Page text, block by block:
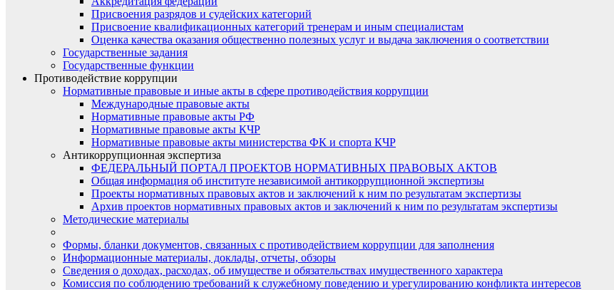
Присвоения разрядов и судейских категорий
Присвоение квалификационных категорий тренерам и иным специалистам
Оценка качества оказания общественно полезных услуг и выдача заключения о соответствии
Государственные задания
Государственные функции
Противодействие коррупции
Нормативные правовые и иные акты в сфере противодействия коррупции
Международные правовые акты
Нормативные правовые акты РФ
Нормативные правовые акты КЧР
Нормативные правовые акты министерства ФК и спорта КЧР
Антикоррупционная экспертиза
ФЕДЕРАЛЬНЫЙ ПОРТАЛ ПРОЕКТОВ НОРМАТИВНЫХ ПРАВОВЫХ АКТОВ
Общая информация об институте независимой антикоррупционной экспертизы
Проекты нормативных правовых актов и заключений к ним по результатам экспертизы
Архив проектов нормативных правовых актов и заключений к ним по результатам экспертизы
Методические материалы
Формы, бланки документов, связанных с противодействием коррупции для заполнения
Информационные материалы, доклады, отчеты, обзоры
Сведения о доходах, расходах, об имуществе и обязательствах имущественного характера
Комиссия по соблюдению требований к служебному поведению и урегулированию конфликта интересов